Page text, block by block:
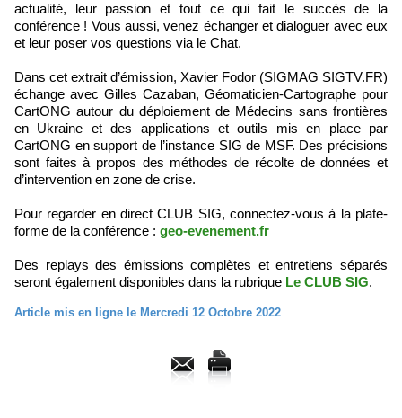
actualité, leur passion et tout ce qui fait le succès de la
conférence ! Vous aussi, venez échanger et dialoguer avec eux
et leur poser vos questions via le Chat.
Dans cet extrait d’émission, Xavier Fodor (SIGMAG SIGTV.FR)
échange avec Gilles Cazaban, Géomaticien-Cartographe pour
CartONG autour du déploiement de Médecins sans frontières
en Ukraine et des applications et outils mis en place par
CartONG en support de l’instance SIG de MSF. Des précisions
sont faites à propos des méthodes de récolte de données et
d’intervention en zone de crise.
Pour regarder en direct CLUB SIG, connectez-vous à la plate-
forme de la conférence : geo-evenement.fr
Des replays des émissions complètes et entretiens séparés
seront également disponibles dans la rubrique Le CLUB SIG.
Article mis en ligne le Mercredi 12 Octobre 2022